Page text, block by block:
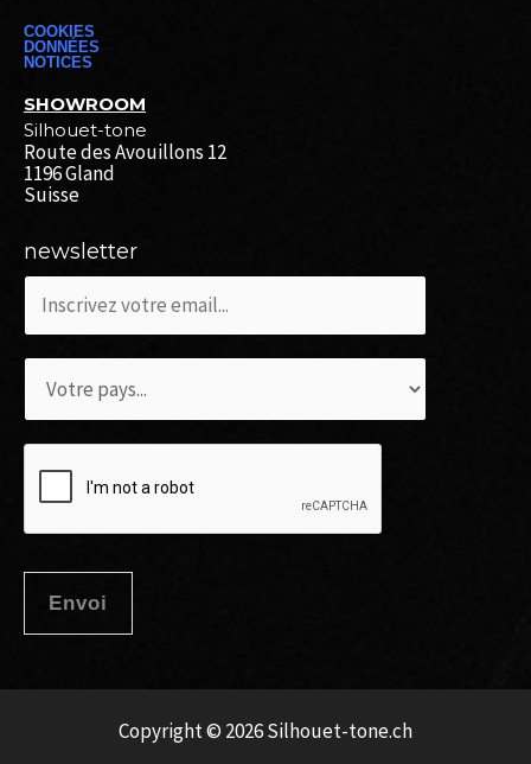
COOKIES
DONNÉES
NOTICES
SHOWROOM
Silhouet-tone
Route des Avouillons 12
1196 Gland
Suisse
newsletter
o
u
r
i
s
r
Envoi
Copyright © 2026 Silhouet-tone.ch